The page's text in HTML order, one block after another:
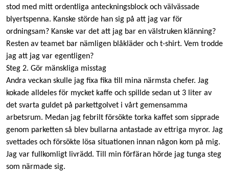
stod med mitt ordentliga anteckningsblock och välvässade
blyertspenna. Kanske störde han sig på att jag var för
ordningsam? Kanske var det att jag bar en välstruken klänning?
Resten av teamet bar nämligen blåkläder och t-shirt. Vem trodde
jag att jag var egentligen?
Steg 2. Gör mänskliga misstag
Andra veckan skulle jag fixa fika till mina närmsta chefer. Jag
kokade alldeles för mycket kaffe och spillde sedan ut 3 liter av
det svarta guldet på parkettgolvet i vårt gemensamma
arbetsrum. Medan jag febrilt försökte torka kaffet som sipprade
genom parketten så blev bullarna antastade av ettriga myror. Jag
svettades och försökte lösa situationen innan någon kom på mig.
Jag var fullkomligt livrädd. Till min förfäran hörde jag tunga steg
som närmade sig.